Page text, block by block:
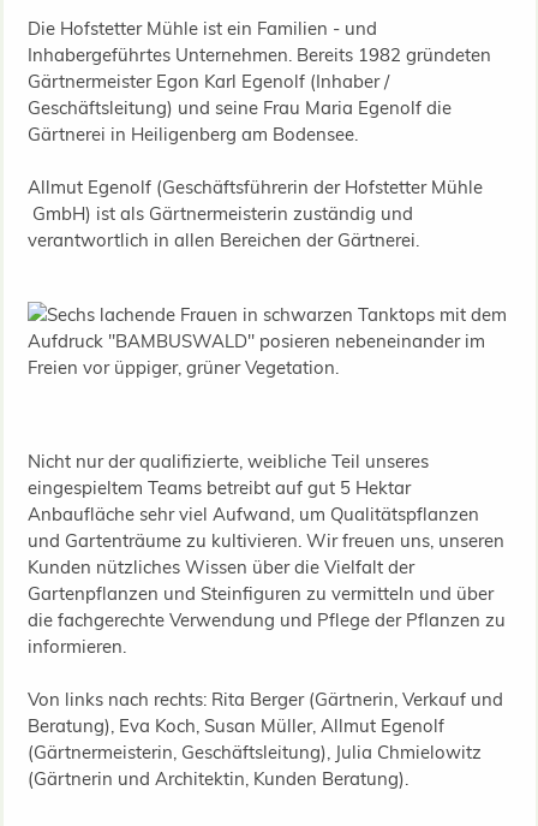
Die Hofstetter Mühle ist ein Familien - und
Inhabergeführtes Unternehmen. Bereits 1982 gründeten
Gärtnermeister Egon Karl Egenolf (Inhaber /
Geschäftsleitung) und seine Frau Maria Egenolf die
Gärtnerei in Heiligenberg am Bodensee.
Allmut Egenolf (Geschäftsführerin der Hofstetter Mühle
GmbH) ist als Gärtnermeisterin zuständig und
verantwortlich in allen Bereichen der Gärtnerei.
Nicht nur der qualifizierte, weibliche Teil unseres
eingespieltem Teams betreibt auf gut 5 Hektar
Anbaufläche sehr viel Aufwand, um Qualitätspflanzen
und Gartenträume zu kultivieren. Wir freuen uns, unseren
Kunden nützliches Wissen über die Vielfalt der
Gartenpflanzen und Steinfiguren zu vermitteln und über
die fachgerechte Verwendung und Pflege der Pflanzen zu
informieren.
Von links nach rechts: Rita Berger (Gärtnerin, Verkauf und
Beratung), Eva Koch, Susan Müller, Allmut Egenolf
(Gärtnermeisterin, Geschäftsleitung), Julia Chmielowitz
(Gärtnerin und Architektin, Kunden Beratung).